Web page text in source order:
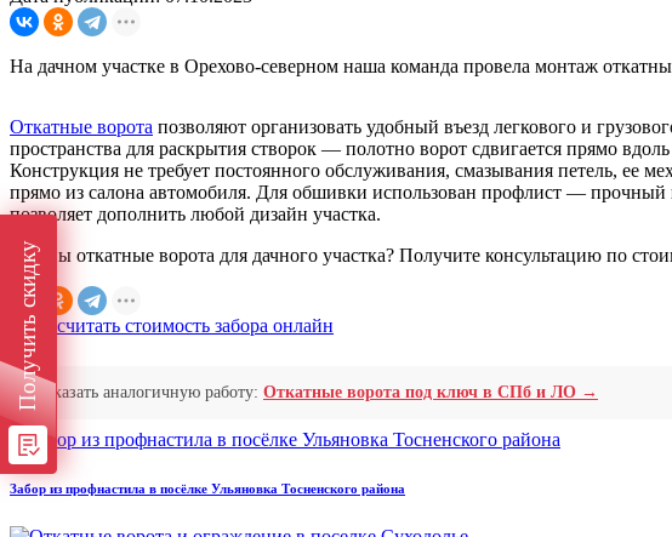
На дачном участке в Орехово-северном наша команда провела монтаж
Откатные ворота позволяют организовать удобный въезд легкового и
пространства для раскрытия створок — полотно ворот сдвигается прямо
Конструкция не требует постоянного обслуживания, смазывания петель, ее
прямо из салона автомобиля. Для обшивки использован профлист —
позволяет дополнить любой дизайн участка.
Нужны откатные ворота для дачного участка? Получите консультацию по
Заказать аналогичную работу: Откатные ворота под ключ в СПб и ЛО →
Забор из профнастила в посёлке Ульяновка Тосненского района
Получить скидку